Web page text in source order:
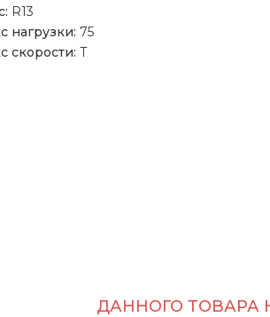
R13
нагрузки: 75
скорости: T
ДАННОГО ТОВАРА